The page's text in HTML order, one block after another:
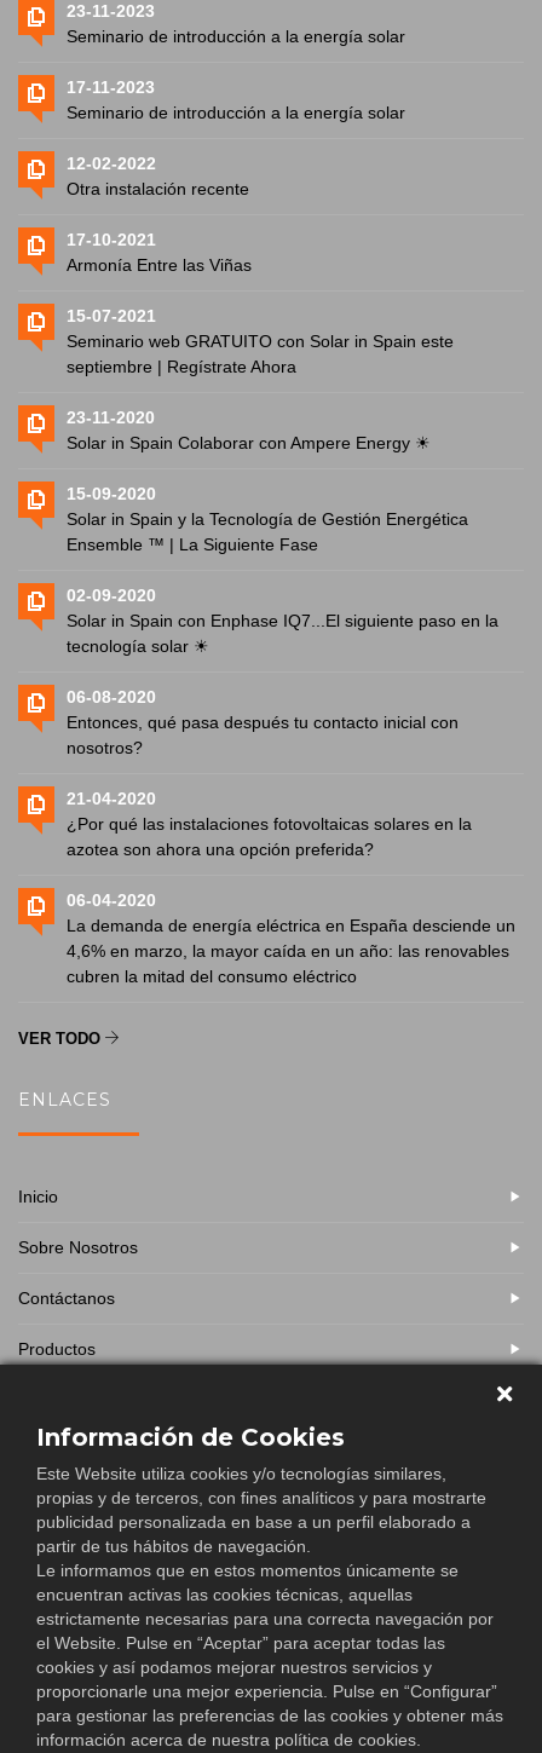
23-11-2023
Seminario de introducción a la energía solar
17-11-2023
Seminario de introducción a la energía solar
12-02-2022
Otra instalación recente
17-10-2021
Armonía Entre las Viñas
15-07-2021
Seminario web GRATUITO con Solar in Spain este
septiembre | Regístrate Ahora
23-11-2020
Solar in Spain Colaborar con Ampere Energy ☀
15-09-2020
Solar in Spain y la Tecnología de Gestión Energética
Ensemble ™ | La Siguiente Fase
02-09-2020
Solar in Spain con Enphase IQ7...El siguiente paso en la
tecnología solar ☀
06-08-2020
Entonces, qué pasa después tu contacto inicial con
nosotros?
21-04-2020
¿Por qué las instalaciones fotovoltaicas solares en la
azotea son ahora una opción preferida?
06-04-2020
La demanda de energía eléctrica en España desciende un
4,6% en marzo, la mayor caída en un año: las renovables
cubren la mitad del consumo eléctrico
VER TODO
ENLACES
Inicio
Sobre Nosotros
Contáctanos
Productos
Franquicias
FAQ
Noticias
Testimonios
Términos y condiciones
Política de privacidad
Información de Cookies
Este Website utiliza cookies y/o tecnologías similares,
propias y de terceros, con fines analíticos y para mostrarte
publicidad personalizada en base a un perfil elaborado a
partir de tus hábitos de navegación.
Le informamos que en estos momentos únicamente se
encuentran activas las cookies técnicas, aquellas
estrictamente necesarias para una correcta navegación por
el Website. Pulse en “Aceptar” para aceptar todas las
cookies y así podamos mejorar nuestros servicios y
proporcionarle una mejor experiencia. Pulse en “Configurar”
para gestionar las preferencias de las cookies y obtener más
información acerca de nuestra política de cookies.